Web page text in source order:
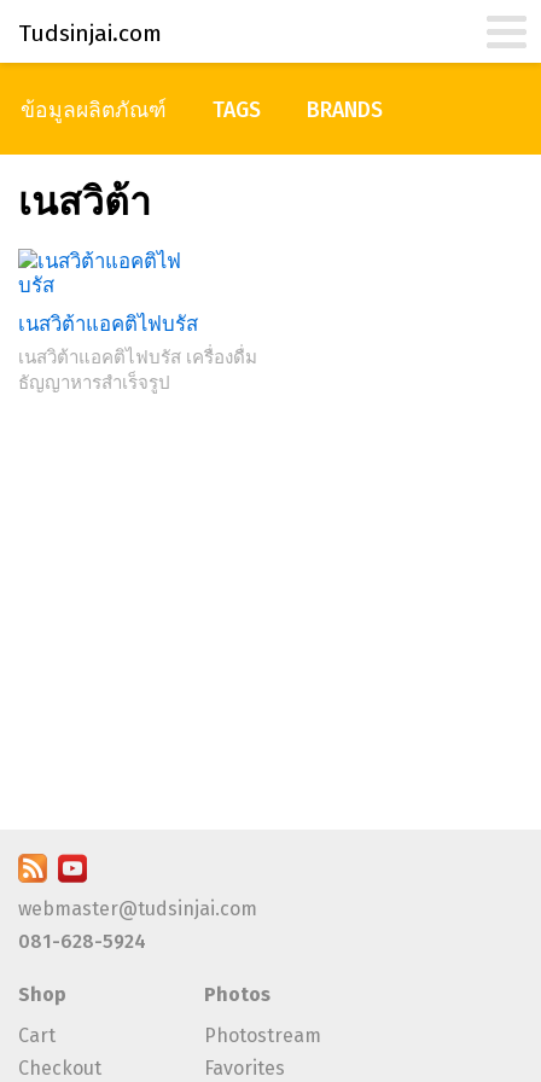
Tudsinjai.com
ข้อมูลผลิตภัณฑ์ TAGS BRANDS
เนสวิต้า
เนสวิต้าแอคติไฟบรัส
เนสวิต้าแอคติไฟบรัส เครื่องดื่ม
ธัญญาหารสำเร็จรูป
webmaster@tudsinjai.com
081-628-5924
Shop
Cart
Checkout
Photos
Photostream
Favorites